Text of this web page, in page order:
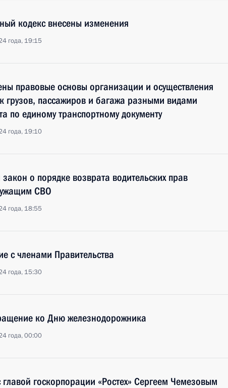
кодекс внесены изменения
года, 19:15
правовые основы организации и осуществления
грузов, пассажиров и багажа разными видами
по единому транспортному документу
года, 19:10
о порядке возврата водительских прав
СВО
года, 18:55
с членами Правительства
года, 15:30
ко Дню железнодорожника
года, 00:00
главой госкорпорации «Ростех» Сергеем Чемезовым